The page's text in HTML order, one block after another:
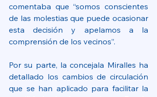
comentaba que “somos conscientes
de las molestias que puede ocasionar
esta decisión y apelamos a la
comprensión de los vecinos”.
Por su parte, la concejala Miralles ha
detallado los cambios de circulación
que se han aplicado para facilitar la